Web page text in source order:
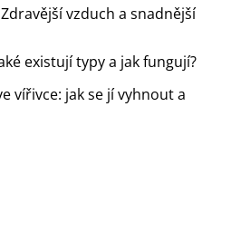
vzduch a snadnější
existují typy a jak fungují?
vířivce: jak se jí vyhnout a